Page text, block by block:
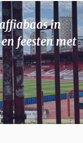
in
feesten met